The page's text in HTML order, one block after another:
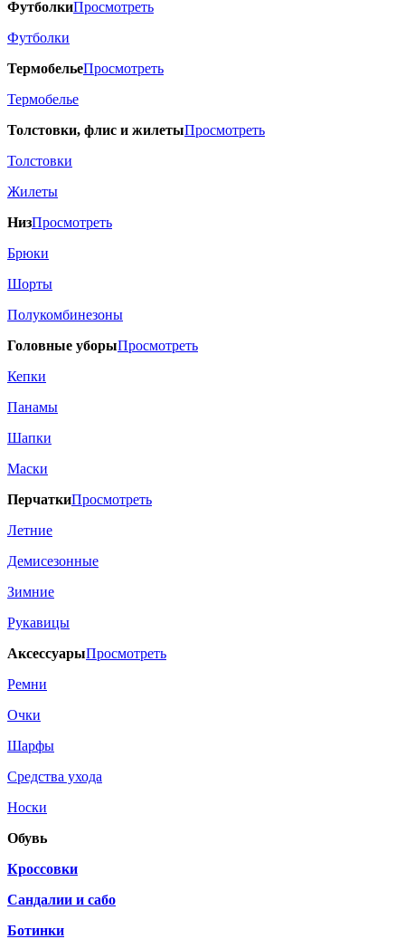
ФутболкиПросмотреть
Футболки
ТермобельеПросмотреть
Термобелье
Толстовки, флис и жилетыПросмотреть
Толстовки
Жилеты
НизПросмотреть
Брюки
Шорты
Полукомбинезоны
Головные уборыПросмотреть
Кепки
Панамы
Шапки
Маски
ПерчаткиПросмотреть
Летние
Демисезонные
Зимние
Рукавицы
АксессуарыПросмотреть
Ремни
Очки
Шарфы
Средства ухода
Носки
Обувь
Кроссовки
Сандалии и сабо
Ботинки